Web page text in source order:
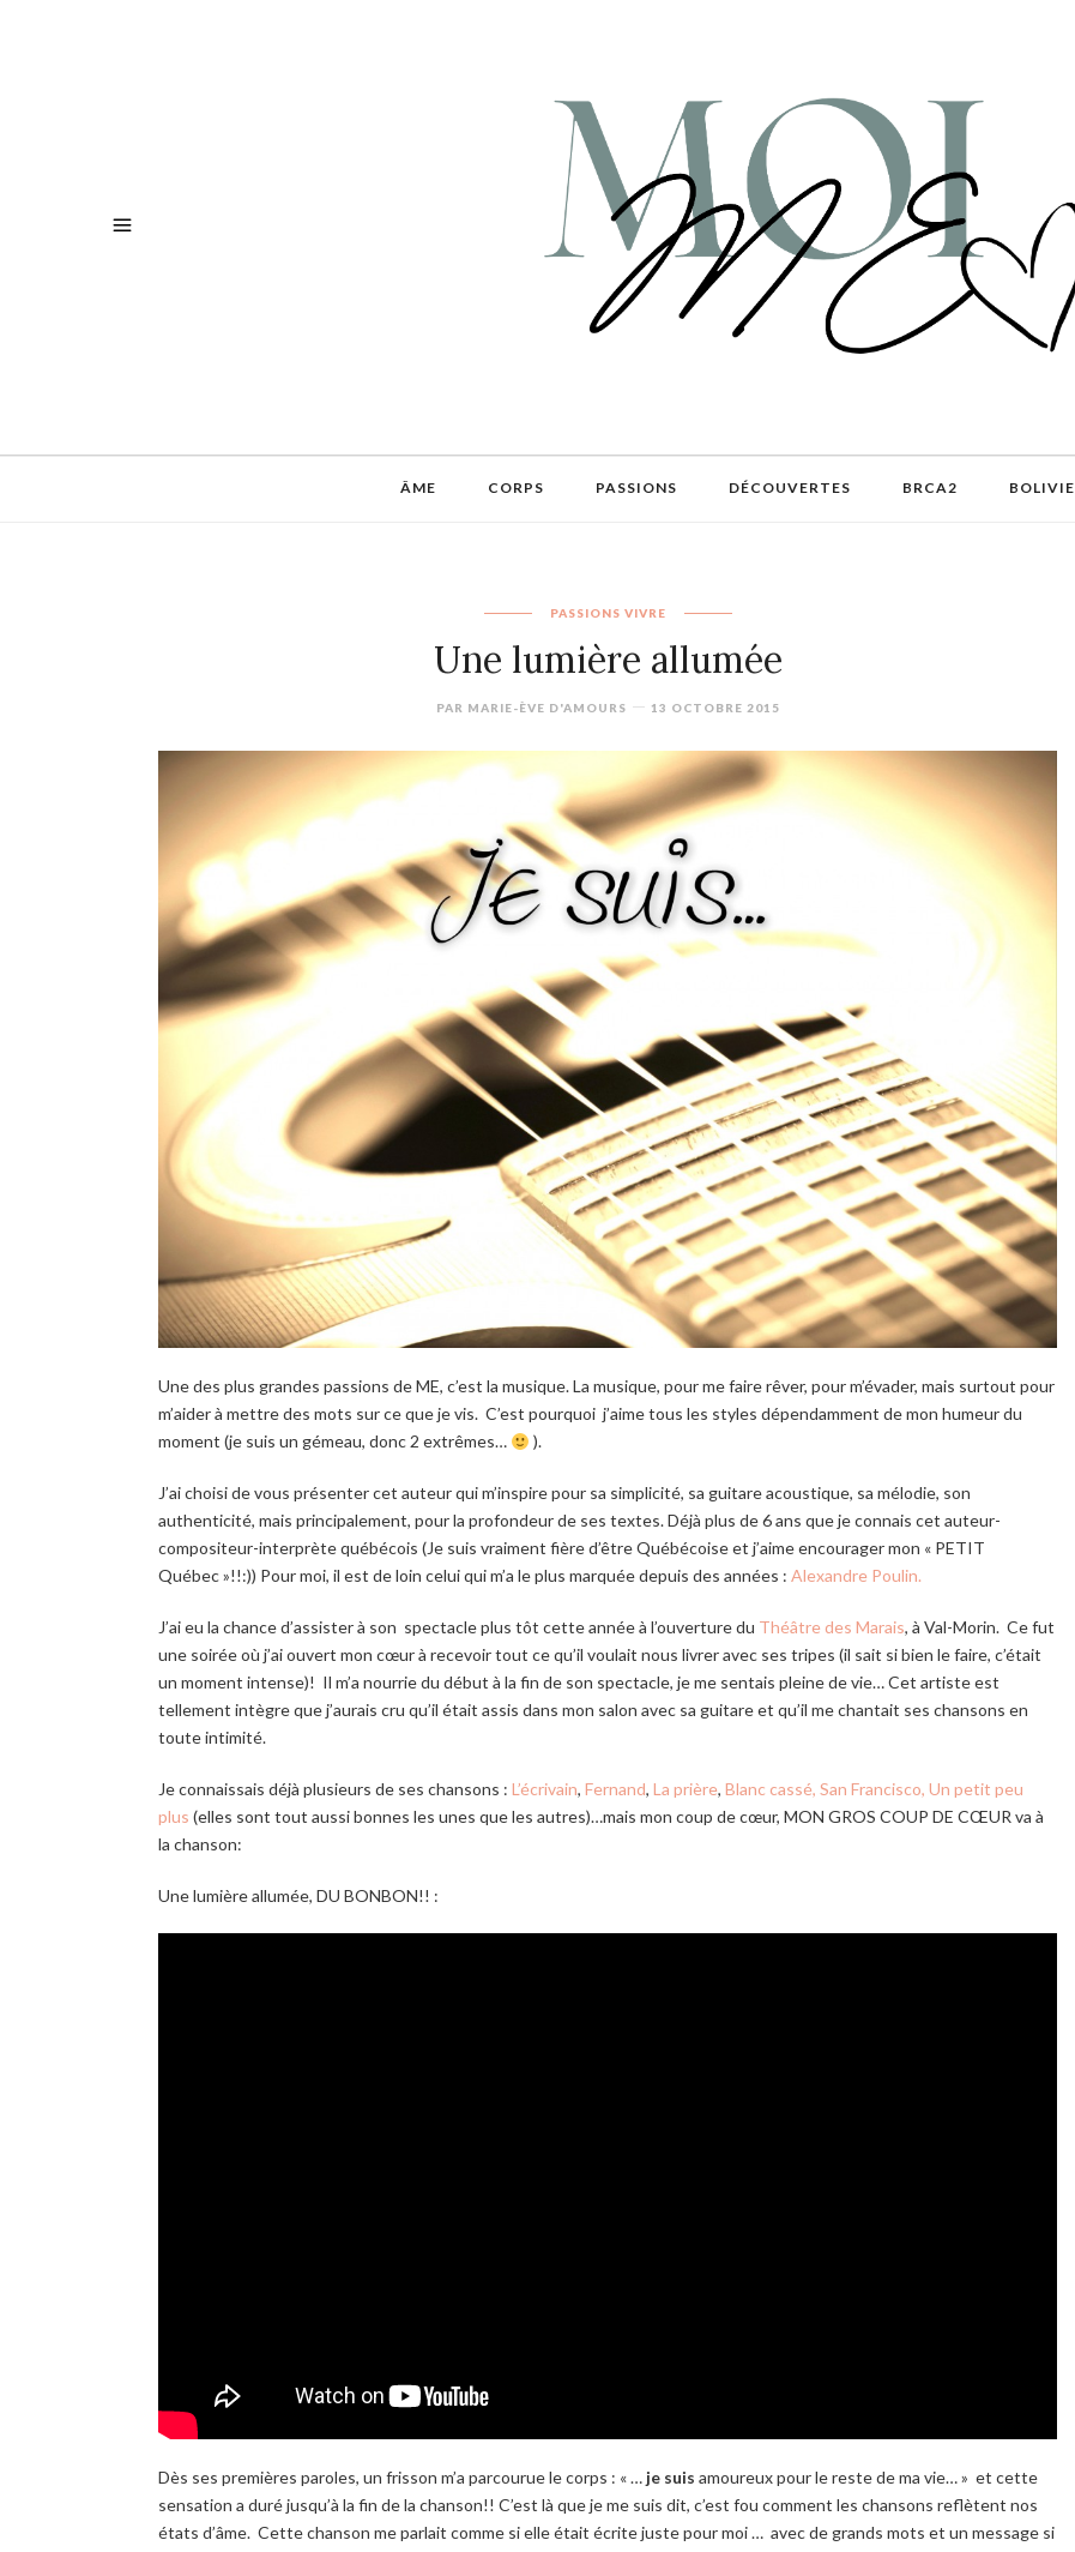
ÂME CORPS PASSIONS DÉCOUVERTES BRCA2 BOLIVIE
PASSIONS VIVRE
Une lumière allumée
PAR MARIE-ÈVE D'AMOURS 13 OCTOBRE 2015
Une des plus grandes passions de ME, c’est la musique. La musique, pour me faire rêver, pour m’évader, mais surtout pour
m’aider à mettre des mots sur ce que je vis. C’est pourquoi j’aime tous les styles dépendamment de mon humeur du
moment (je suis un gémeau, donc 2 extrêmes…
).
J’ai choisi de vous présenter cet auteur qui m’inspire pour sa simplicité, sa guitare acoustique, sa mélodie, son
authenticité, mais principalement, pour la profondeur de ses textes. Déjà plus de 6 ans que je connais cet auteur-
compositeur-interprète québécois (Je suis vraiment fière d’être Québécoise et j’aime encourager mon « PETIT
Québec »!!:)) Pour moi, il est de loin celui qui m’a le plus marquée depuis des années : Alexandre Poulin.
J’ai eu la chance d’assister à son spectacle plus tôt cette année à l’ouverture du Théâtre des Marais, à Val-Morin. Ce fut
une soirée où j’ai ouvert mon cœur à recevoir tout ce qu’il voulait nous livrer avec ses tripes (il sait si bien le faire, c’était
un moment intense)! Il m’a nourrie du début à la fin de son spectacle, je me sentais pleine de vie… Cet artiste est
tellement intègre que j’aurais cru qu’il était assis dans mon salon avec sa guitare et qu’il me chantait ses chansons en
toute intimité.
Je connaissais déjà plusieurs de ses chansons : L’écrivain, Fernand, La prière, Blanc cassé, San Francisco, Un petit peu
plus (elles sont tout aussi bonnes les unes que les autres)…mais mon coup de cœur, MON GROS COUP DE CŒUR va à
la chanson:
Une lumière allumée, DU BONBON!! :
Dès ses premières paroles, un frisson m’a parcourue le corps : « … je suis amoureux pour le reste de ma vie… » et cette
sensation a duré jusqu’à la fin de la chanson!! C’est là que je me suis dit, c’est fou comment les chansons reflètent nos
états d’âme. Cette chanson me parlait comme si elle était écrite juste pour moi … avec de grands mots et un message si